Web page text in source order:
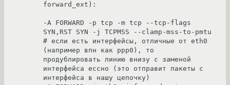
forward_ext):
-A FORWARD -p tcp -m tcp --tcp-flags
SYN,RST SYN -j TCPMSS --clamp-mss-to-pmtu
# если есть интерфейсы, отличные от eth0
(например впн как ppp0), то
продублировать линию внизу с заменой
интерфейса ессно (это отправит пакеты с
интерфейса в нашу цепочку)